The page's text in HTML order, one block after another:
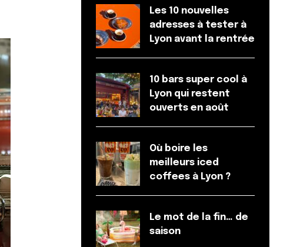
Les 10 nouvelles
adresses à tester à
Lyon avant la rentrée
10 bars super cool à
Lyon qui restent
ouverts en août
Où boire les
meilleurs iced
coffees à Lyon ?
Le mot de la fin… de
saison